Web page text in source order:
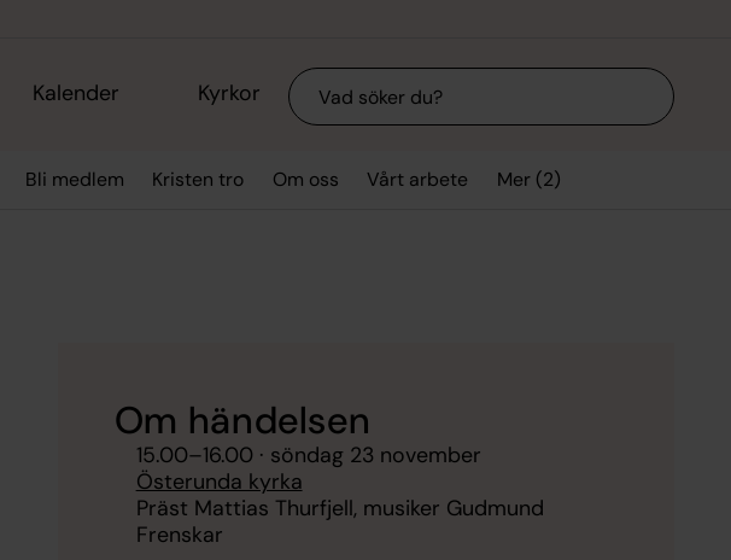
Kalender Kyrkor Sök
Bli medlem Kristen tro Om oss Vårt arbete Mer (2)
Om händelsen
15.00–16.00 · söndag 23 november
Österunda kyrka
Präst Mattias Thurfjell, musiker Gudmund
Frenskar